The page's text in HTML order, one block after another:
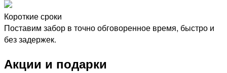
Короткие сроки
Поставим забор в точно обговоренное время, быстро и
без задержек.
Акции и подарки